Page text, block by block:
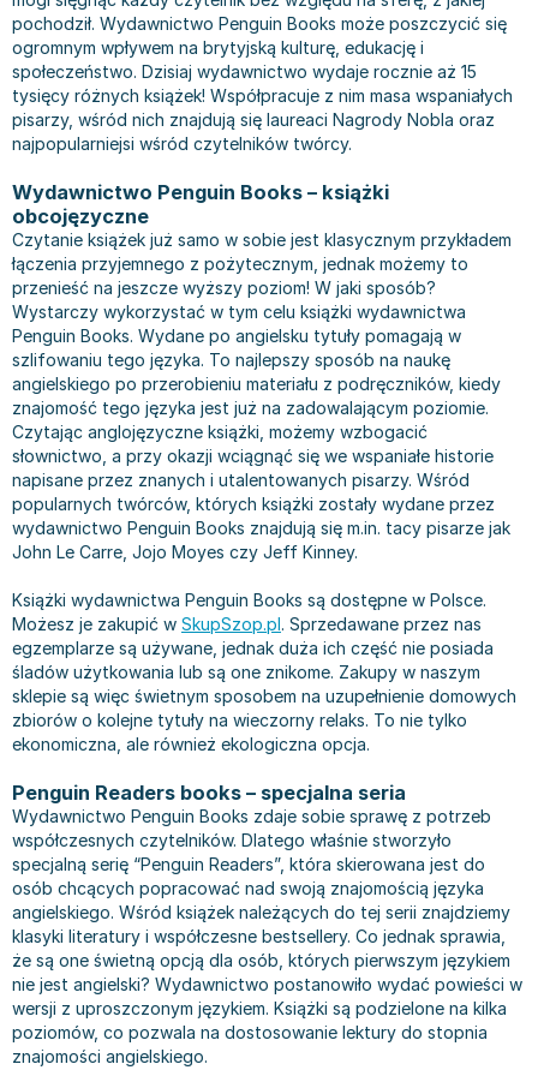
Bajki wiersze
Do kolorowania i naklejania
Kontrastowe obrazki
Kreatywne / Aktywizujące
Poznawanie świata
Edukacja przedszkolna
Liceum, Technikum
Szkoła podstawowa
Szkoły wyższe
Szkoła zawodowa
Książki: finanse, księgowość, bankowość
Książki o gospodarce
Inne
Książki o marketingu
Książki o zarządzaniu
Archeologia - książki
Historia Polski - książki
Historia świata - książki
II Wojna Światowa - książki
Książki militarne
Książki: Prawo
Inne
Książki: Prawo administracyjne
Książki: Prawo cywilne
Książki: Prawo finansowe
Książki: Prawo karne
Książki: Prawo konstytucyjne
Książki: Prawo - orzecznictwo
Książki: Prawo pracy
Książki: Prawo Unii Europejskiej
Teksty aktów prawnych
Książki medyczne i naukowe
Książki o fizyce i astronomii
Geografia - książki
Inne
Książki do matematyki
Książki medyczne
Książki do nauk przyrodniczych
Technika, inżynieria, technologia - książki, podręczniki -
nauki ścisłe
Książki do nauk społecznych i humanistycznych
Książki: pamiętniki, dzienniki i listy
Wywiady, wspomnienia - książki
Komiksy
Komiksy dla dorosłych
Komiksy dla dzieci
Komiksy obcojęzyczne
Fantastyka, horror - książki
Książki fantasy
Książki horrory
Science Fiction - książki
Książki kryminały
Książki z poezją, aforyzmami i dramaty
Książki dramaty
Książki humorystyczne i aforyzmy
Tomiki poezji
Książki o sztuce
Książki: Film, muzyka, teatr
Książki o architekturze
Książki: Sztuka użytkowa
Książki: Sztuki wizualne
Inne
Liceum i technikum
Podręczniki do 1 klasy liceum i technikum
Podręczniki do 2 klasy liceum i technikum
Podręczniki do 3 klasy liceum i technikum
Podręczniki do klasy 4 liceum i technikum
Podręczniki do 1 klasy szkoły zawodowej
Podręczniki do 2 klasy szkoły zawodowej
Podręczniki do 3 klasy szkoły zawodowej
Książki dla dzieci
Książki dla dzieci do 2 lat
Książki: bajki dla dzieci do 2 lat
Do kąpieli i zabawy
Kolorowanki i książki do naklejania do 2 lat
Książki grające, z puzzlami i magnesami do 2 lat
Obrazki kontrastowe dla niemowląt
Poznawanie świata dla dzieci do 2 lat - książki
Książki dla dzieci 3-5 lat
Kolorowanki i książki do naklejania 3-5 lat
Książki do nauki języków obcych 3-5 lat
Książki do nauki pisania i liczenia 3-5 lat
Książki grające, z puzzlami i magnesami 3-5 lat
Kreatywne i aktywizujące książki dla dzieci 3-5 lat
Książki o zainteresowaniach dla dzieci 3-5 lat
Książki dla dzieci 6-8 lat
Książki do nauki czytania 6-8 lat
Książki do nauki języków obcych 6-8 lat
Książki do nauki pisania i liczenia 6-8 lat
Kreatywne i aktywizujące książki dla dzieci 6-8 lat
Literatura dla dzieci 6-8 lat
Poznawanie świata dla dzieci 6-8 lat - książki
Książki o zainteresowaniach dla dzieci 6-8 lat
Książki o sportowcach
Książki: Turystyka i podróże
Albumy krajoznawcze
Albumy krajoznawcze - Polska
Albumy krajoznawcze - Świat
Atlasy - Polska
Atlasy - świat
Globusy
Mapy
Mapy - Polska
Mapy - Świat
Przewodniki turystyczne
Przewodniki turystyczne - Polska
Przewodniki turystyczne - Świat
Książki: Zdrowie, rodzina, związki
Książki: Rodzina, związki
Książki: Zdrowie
Autorskie książki kucharskie
Ciasta, desery, wypieki - książki
Diety, zdrowe żywienie - książki
Książki kucharskie
Kuchnia polska - książki
Książki: Poradniki
Inne
Książki: Dom, ogród - poradniki
Książki: Hobby - poradniki
Książki: Moda, uroda, savoir vivre - poradniki
Książki pamiątkowe
Pozostałe książki
Julian Tuwim
Bracia Grimm
Stephen King
Tanya Valko
Lauren Kate
E. L. James
Virginia C. Andrews
Waldemar Łysiak
Monika Szwaja
Camilla Läckberg
Jan Kochanowski
Henning Mankell
Beata Pawlikowska
L.J. Smith
Diana Palmer
Bear Grylls
Dean Koontz
Stephenie Meyer
Robert Ludlum
Maria Czubaszek
Nora Roberts
Mario Vargas Llosa
Ewa Nowak
Robin Cook
Carlos Ruiz Zafon
Konrad Gaca
Jerzy Zięba
Jodi Picoult
Dorota Terakowska
Abbi Glines
Alfred Szklarski
pochodził. Wydawnictwo Penguin Books może poszczycić się
ogromnym wpływem na brytyjską kulturę, edukację i
społeczeństwo. Dzisiaj wydawnictwo wydaje rocznie aż 15
tysięcy różnych książek! Współpracuje z nim masa wspaniałych
pisarzy, wśród nich znajdują się laureaci Nagrody Nobla oraz
najpopularniejsi wśród czytelników twórcy.
Wydawnictwo Penguin Books – książki
obcojęzyczne
Czytanie książek już samo w sobie jest klasycznym przykładem
łączenia przyjemnego z pożytecznym, jednak możemy to
przenieść na jeszcze wyższy poziom! W jaki sposób?
Wystarczy wykorzystać w tym celu książki wydawnictwa
Penguin Books. Wydane po angielsku tytuły pomagają w
szlifowaniu tego języka. To najlepszy sposób na naukę
angielskiego po przerobieniu materiału z podręczników, kiedy
znajomość tego języka jest już na zadowalającym poziomie.
Czytając anglojęzyczne książki, możemy wzbogacić
słownictwo, a przy okazji wciągnąć się we wspaniałe historie
napisane przez znanych i utalentowanych pisarzy. Wśród
popularnych twórców, których książki zostały wydane przez
wydawnictwo Penguin Books znajdują się m.in. tacy pisarze jak
John Le Carre, Jojo Moyes czy Jeff Kinney.
Książki wydawnictwa Penguin Books są dostępne w Polsce.
Możesz je zakupić w SkupSzop.pl. Sprzedawane przez nas
egzemplarze są używane, jednak duża ich część nie posiada
śladów użytkowania lub są one znikome. Zakupy w naszym
sklepie są więc świetnym sposobem na uzupełnienie domowych
zbiorów o kolejne tytuły na wieczorny relaks. To nie tylko
ekonomiczna, ale również ekologiczna opcja.
Penguin Readers books – specjalna seria
Wydawnictwo Penguin Books zdaje sobie sprawę z potrzeb
współczesnych czytelników. Dlatego właśnie stworzyło
specjalną serię “Penguin Readers”, która skierowana jest do
osób chcących popracować nad swoją znajomością języka
angielskiego. Wśród książek należących do tej serii znajdziemy
klasyki literatury i współczesne bestsellery. Co jednak sprawia,
że są one świetną opcją dla osób, których pierwszym językiem
nie jest angielski? Wydawnictwo postanowiło wydać powieści w
wersji z uproszczonym językiem. Książki są podzielone na kilka
poziomów, co pozwala na dostosowanie lektury do stopnia
znajomości angielskiego.